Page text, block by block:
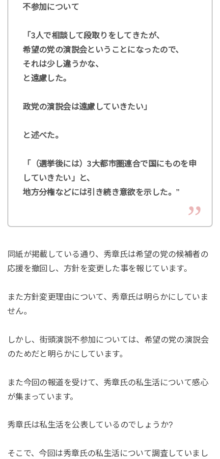
不参加について
「3人で相談して段取りをしてきたが、
希望の党の演説会ということになったので、
それは少し違うかな、
と遠慮した。
政党の演説会は遠慮していきたい」
と述べた。
「（選挙後には）3大都市圏連合で国にものを申
していきたい」と、
地方分権などには引き続き意欲を示した。”
同紙が掲載している通り、秀章氏は希望の党の候補者の
応援を撤回し、方針を変更した事を報じています。
また方針変更理由について、秀章氏は明らかにしていま
せん。
しかし、街頭演説不参加については、希望の党の演説会
のためだと明らかにしています。
また今回の報道を受けて、秀章氏の私生活について感心
が集まっています。
秀章氏は私生活を公表しているのでしょうか?
そこで、今回は秀章氏の私生活について調査していまし